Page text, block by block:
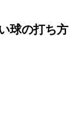
球の打ち方